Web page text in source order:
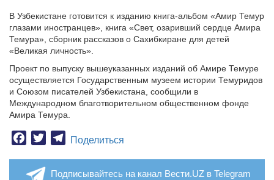
В Узбекистане готовится к изданию книга-альбом «Амир Темур
глазами иностранцев», книга «Свет, озаривший сердце Амира
Темура», сборник рассказов о Сахибкиране для детей
«Великая личность».
Проект по выпуску вышеуказанных изданий об Амире Темуре
осуществляется Государственным музеем истории Темуридов
и Союзом писателей Узбекистана, сообщили в
Международном благотворительном общественном фонде
Амира Темура.
Facebook
TwitterTelegram
Поделиться
Подписывайтесь на канал Вести.UZ в Telegram